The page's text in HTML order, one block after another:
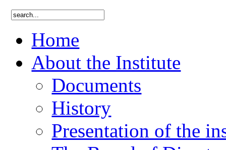
Home
About the Institute
Documents
History
Presentation of the